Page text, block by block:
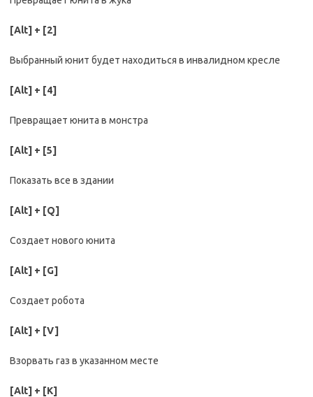
[Alt] + [2]
Выбранный юнит будет находиться в инвалидном кресле
[Alt] + [4]
Превращает юнита в монстра
[Alt] + [5]
Показать все в здании
[Alt] + [Q]
Создает нового юнита
[Alt] + [G]
Создает робота
[Alt] + [V]
Взорвать газ в указанном месте
[Alt] + [K]